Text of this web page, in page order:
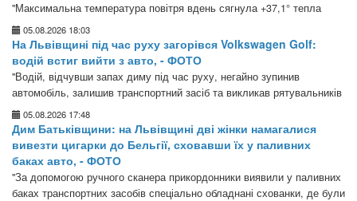
"Максимальна температура повітря вдень сягнула +37,1° тепла
05.08.2026 18:03
На Львівщині під час руху загорівся Volkswagen Golf:
водій встиг вийти з авто, - ФОТО
"Водій, відчувши запах диму під час руху, негайно зупинив
автомобіль, залишив транспортний засіб та викликав рятувальників
05.08.2026 17:48
Дим Батьківщини: на Львівщині дві жінки намагалися
вивезти цигарки до Бельгії, сховавши їх у паливних
баках авто, - ФОТО
"За допомогою ручного сканера прикордонники виявили у паливних
баках транспортних засобів спеціально обладнані схованки, де були